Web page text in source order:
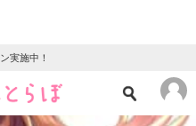
実施中！